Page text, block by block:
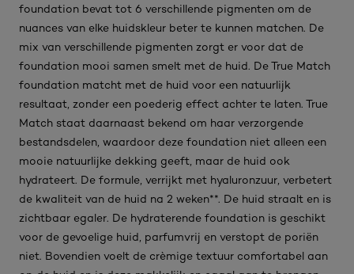
foundation bevat tot 6 verschillende pigmenten om de
nuances van elke huidskleur beter te kunnen matchen. De
mix van verschillende pigmenten zorgt er voor dat de
foundation mooi samen smelt met de huid. De True Match
foundation matcht met de huid voor een natuurlijk
resultaat, zonder een poederig effect achter te laten. True
Match staat daarnaast bekend om haar verzorgende
bestandsdelen, waardoor deze foundation niet alleen een
mooie natuurlijke dekking geeft, maar de huid ook
hydrateert. De formule, verrijkt met hyaluronzuur, verbetert
de kwaliteit van de huid na 2 weken**. De huid straalt en is
zichtbaar egaler. De hydraterende foundation is geschikt
voor de gevoelige huid, parfumvrij en verstopt de poriën
niet. Bovendien voelt de crèmige textuur comfortabel aan